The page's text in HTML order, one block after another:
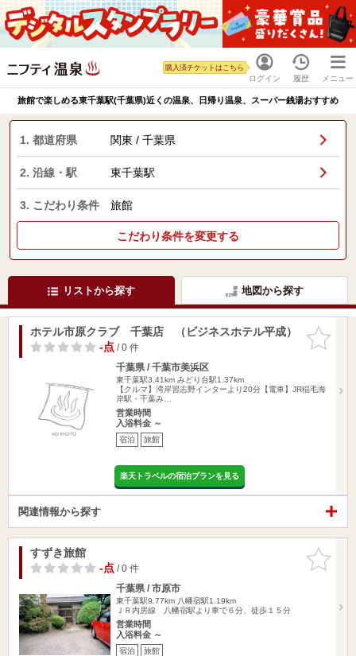
ログイン
購入済チケットはこちら
履歴 メニュー
旅館で楽しめる東千葉駅(千葉県)近くの温泉、日帰り温泉、スーパー銭湯おすすめ
1. 都道府県 関東 / 千葉県
2. 沿線・駅 東千葉駅
3. こだわり条件 旅館
こだわり条件を変更する
リストから探す 地図から探す
お気に入
りに追加
ホテル市原クラブ 千葉店 （ビジネスホテル平成）
-点/ 0 件
千葉県 / 千葉市美浜区
東千葉駅3.41km みどり台駅1.37km
【クルマ】湾岸習志野インターより20分【電車】JR稲毛海
岸駅・千葉み…
営業時間
入浴料金 ～
宿泊 旅館
楽天トラベルの宿泊プランを見る
関連情報から探す
お気に入
りに追加
すずき旅館
-点/ 0 件
千葉県 / 市原市
東千葉駅9.77km 八幡宿駅1.19km
ＪＲ内房線 八幡宿駅より車で６分、徒歩１５分
営業時間
入浴料金 ～
宿泊 旅館